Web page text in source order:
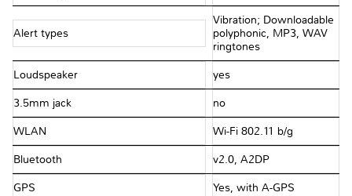
Alert types
Vibration; Downloadable
polyphonic, MP3, WAV
ringtones
Loudspeaker yes
3.5mm jack no
WLAN Wi-Fi 802.11 b/g
Bluetooth v2.0, A2DP
GPS Yes, with A-GPS